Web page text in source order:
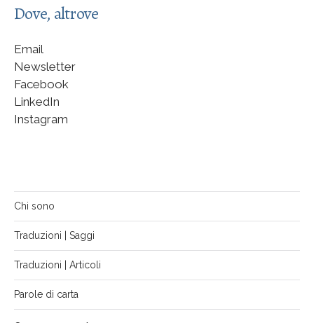
Dove, altrove
Email
Newsletter
Facebook
LinkedIn
Instagram
Chi sono
Traduzioni | Saggi
Traduzioni | Articoli
Parole di carta